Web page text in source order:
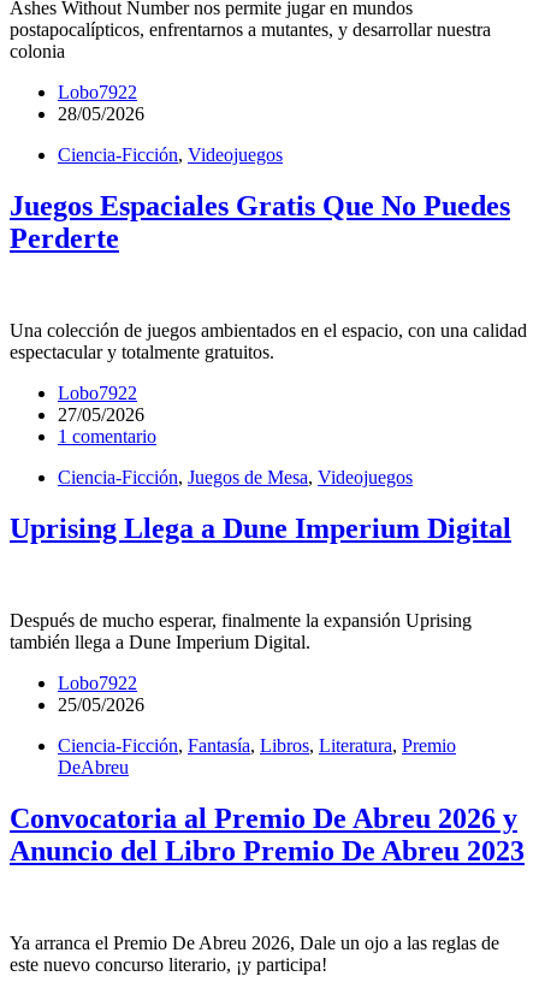
Ashes Without Number nos permite jugar en mundos
postapocalípticos, enfrentarnos a mutantes, y desarrollar nuestra
colonia
Lobo7922
28/05/2026
Ciencia-Ficción, Videojuegos
Juegos Espaciales Gratis Que No Puedes
Perderte
Una colección de juegos ambientados en el espacio, con una calidad
espectacular y totalmente gratuitos.
Lobo7922
27/05/2026
1 comentario
Ciencia-Ficción, Juegos de Mesa, Videojuegos
Uprising Llega a Dune Imperium Digital
Después de mucho esperar, finalmente la expansión Uprising
también llega a Dune Imperium Digital.
Lobo7922
25/05/2026
Ciencia-Ficción, Fantasía, Libros, Literatura, Premio
DeAbreu
Convocatoria al Premio De Abreu 2026 y
Anuncio del Libro Premio De Abreu 2023
Ya arranca el Premio De Abreu 2026, Dale un ojo a las reglas de
este nuevo concurso literario, ¡y participa!